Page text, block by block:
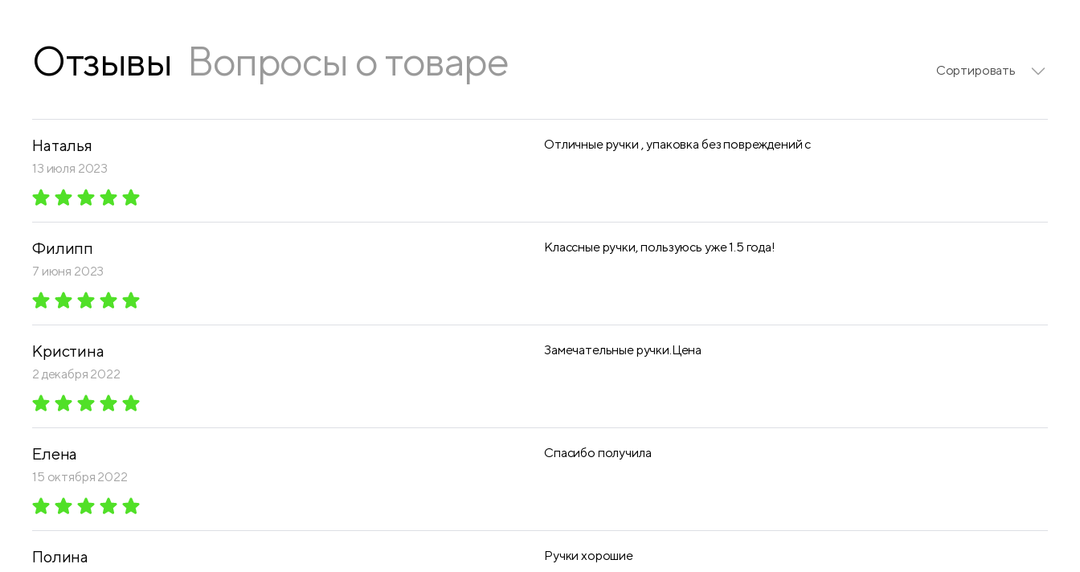
Отзывы Вопросы о товаре Сортировать
Наталья
13 июля 2023
Отличные ручки , упаковка без повреждений с
Филипп
7 июня 2023
Классные ручки, пользуюсь уже 1.5 года!
Кристина
2 декабря 2022
Замечательные ручки.Цена
Елена
15 октября 2022
Спасибо получила
Полина Ручки хорошие